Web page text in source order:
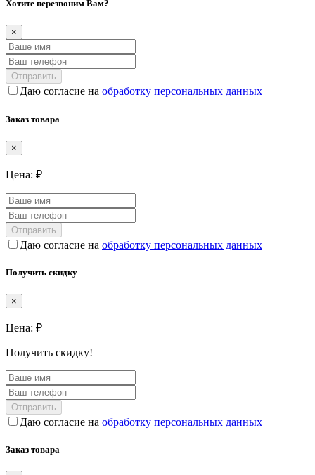
Хотите перезвоним Вам?
×
Отправить
Даю согласие на обработку персональных данных
Заказ товара
×
Цена: ₽
Отправить
Даю согласие на обработку персональных данных
Получить скидку
×
Цена: ₽
Получить скидку!
Отправить
Даю согласие на обработку персональных данных
Заказ товара